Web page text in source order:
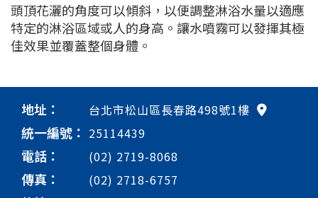
頭頂花灑的角度可以傾斜，以便調整淋浴水量以適應
特定的淋浴區域或人的身高。讓水噴霧可以發揮其極
佳效果並覆蓋整個身體。
地址： 台北市松山區長春路498號1樓
統一編號： 25114439
電話： (02) 2719-8068
傳真： (02) 2718-6757